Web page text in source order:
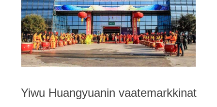
Yiwu Huangyuanin vaatemarkkinat